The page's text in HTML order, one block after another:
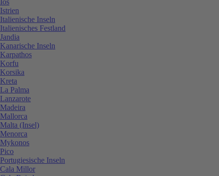
Istrien
Italienische Inseln
Italienisches Festland
Jandia
Kanarische Inseln
Karpathos
Korfu
Korsika
Kreta
La Palma
Lanzarote
Madeira
Mallorca
Malta (Insel)
Menorca
Mykonos
Pico
Portugiesische Inseln
Cala Millor